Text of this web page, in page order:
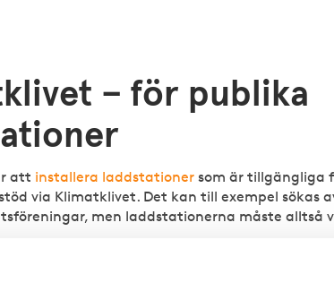
– för publika
att installera laddstationer som är tillgängliga
via Klimatklivet. Det kan till exempel sökas
men laddstationerna måste alltså